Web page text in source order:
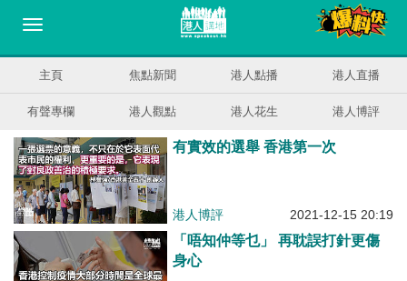
主頁 焦點新聞 港人點播 港人直播
有聲專欄 港人觀點 港人花生 港人博評
有實效的選舉 香港第一次
港人博評 2021-12-15 20:19
「唔知仲等乜」 再耽誤打針更傷
身心